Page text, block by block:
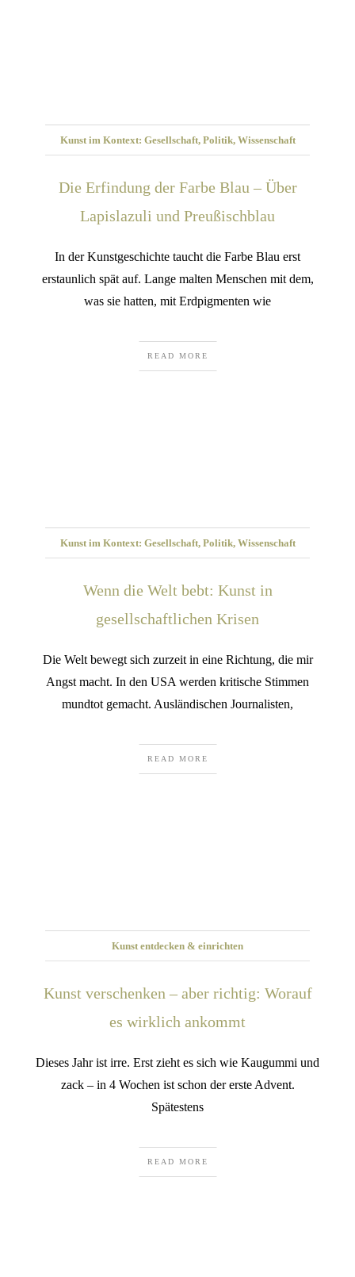
Kunst im Kontext: Gesellschaft, Politik, Wissenschaft
Die Erfindung der Farbe Blau – Über
Lapislazuli und Preußischblau
In der Kunstgeschichte taucht die Farbe Blau erst
erstaunlich spät auf. Lange malten Menschen mit dem,
was sie hatten, mit Erdpigmenten wie
READ MORE
Kunst im Kontext: Gesellschaft, Politik, Wissenschaft
Wenn die Welt bebt: Kunst in
gesellschaftlichen Krisen
Die Welt bewegt sich zurzeit in eine Richtung, die mir
Angst macht. In den USA werden kritische Stimmen
mundtot gemacht. Ausländischen Journalisten,
READ MORE
Kunst entdecken & einrichten
Kunst verschenken – aber richtig: Worauf
es wirklich ankommt
Dieses Jahr ist irre. Erst zieht es sich wie Kaugummi und
zack – in 4 Wochen ist schon der erste Advent.
Spätestens
READ MORE